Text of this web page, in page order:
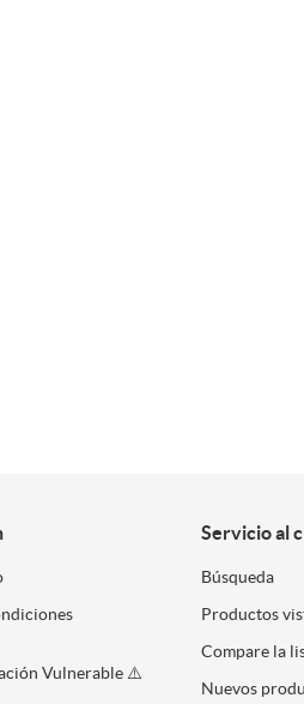
Vulnerable ⚠️
Servicio al
Búsqueda
Productos
Compare la
Nuevos